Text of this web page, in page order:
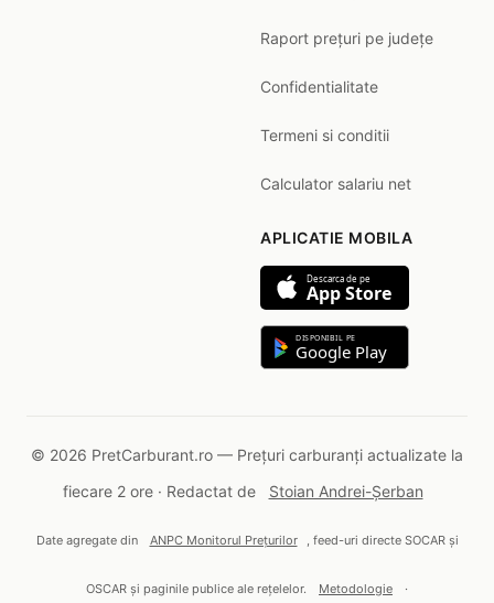
Raport prețuri pe județe
Confidentialitate
Termeni si conditii
Calculator salariu net
APLICATIE MOBILA
Descarca de pe
App Store
DISPONIBIL PE
Google Play
© 2026 PretCarburant.ro — Prețuri carburanți actualizate la
fiecare 2 ore · Redactat de
Stoian Andrei-Șerban
Date agregate din ANPC Monitorul Prețurilor , feed-uri directe SOCAR și
OSCAR și paginile publice ale rețelelor. Metodologie ·